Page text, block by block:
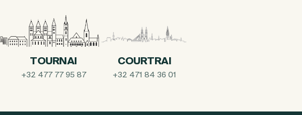
TOURNAI
+32 477 77 95 87
COURTRAI
+32 471 84 36 01